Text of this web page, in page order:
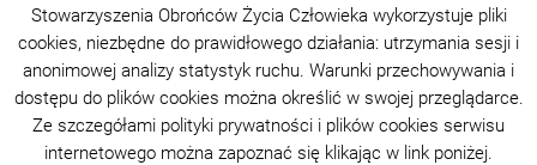
Wpłat na działalność statutową Stowarzyszenia można
dokonywać na rachunek bankowy w Banku Pekao SA,
Oddział w Krakowie:
93 1240 4650 1111 0000 5150 8401.
Chcesz być na bieżąco z tematyką pro-life:zamów newsletter!
Stowarzyszenia Obrońców Życia Człowieka wykorzystuje pliki
cookies, niezbędne do prawidłowego działania: utrzymania sesji i
anonimowej analizy statystyk ruchu. Warunki przechowywania i
dostępu do plików cookies można określić w swojej przeglądarce.
Ze szczegółami polityki prywatności i plików cookies serwisu
internetowego można zapoznać się klikając w link poniżej.